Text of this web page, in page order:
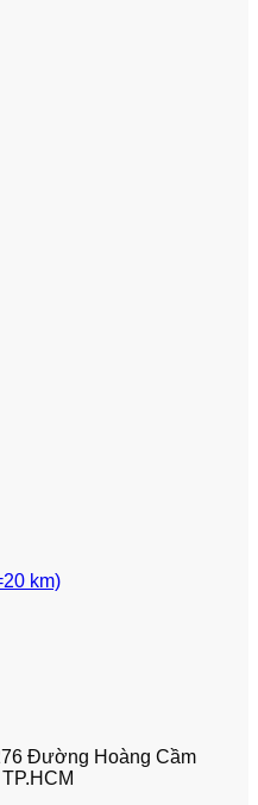
km)
Đường Hoàng Cầm